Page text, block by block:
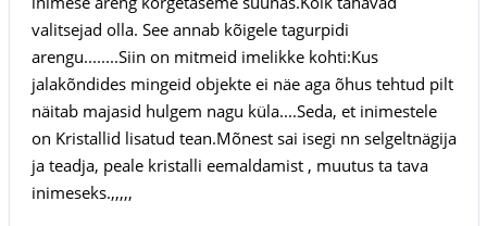
valitsejad olla. See annab kõigele tagurpidi
arengu........Siin on mitmeid imelikke kohti:Kus
jalakõndides mingeid objekte ei näe aga õhus tehtud pilt
näitab majasid hulgem nagu küla....Seda, et inimestele
on Kristallid lisatud tean.Mõnest sai isegi nn selgeltnägija
ja teadja, peale kristalli eemaldamist , muutus ta tava
inimeseks.,,,,,